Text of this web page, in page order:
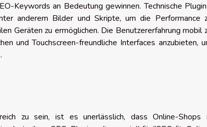
Keywords an Bedeutung gewinnen. Technische
anderem Bilder und Skripte, um die Performance
Geräten zu ermöglichen. Die Benutzererfahrung mobil
und Touchscreen-freundliche Interfaces anzubieten,
zu sein, ist es unerlässlich, dass Online-Shops